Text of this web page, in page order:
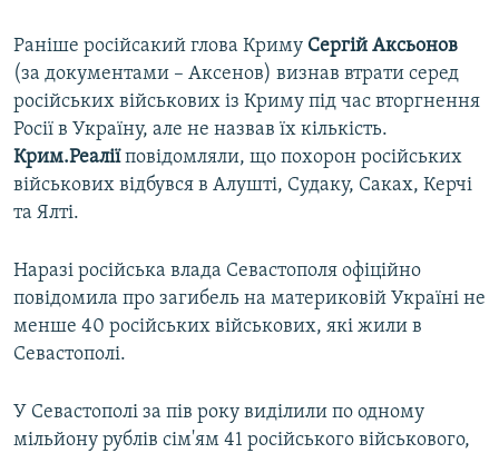
Раніше російсакий глова Криму Сергій Аксьонов
(за документами – Аксенов) визнав втрати серед
російських військових із Криму під час вторгнення
Росії в Україну, але не назвав їх кількість.
Крим.Реаліїповідомляли, що похорон російських
військових відбувся в Алушті, Судаку, Саках, Керчі
та Ялті.
Наразі російська влада Севастополя офіційно
повідомила про загибель на материковій Україні не
менше 40 російських військових, які жили в
Севастополі.
У Севастополі за пів року виділили по одному
мільйону рублів сім'ям 41 російського військового,